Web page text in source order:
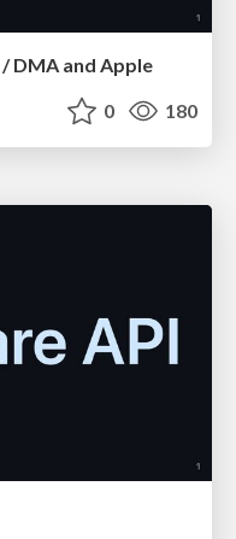
/ DMA and Apple
0 180